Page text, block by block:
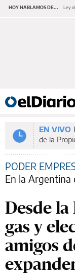
HOY HABLAMOS DE... Ley
EN VIVO
de la
PODER
En la Argentina
Desde
gas y
amigos